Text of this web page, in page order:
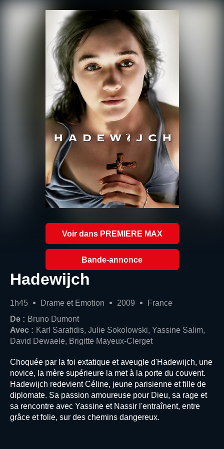
Voir dans PREMIERE MAX
Bande-annonce
Hadewijch
1h45 Drame et Emotion 2009
France
De : Bruno Dumont
Avec : Karl Sarafidis, Julie Sokolowski, Yassine Salim,
David Dewaele, Brigitte Mayeux-Clerget
Choquée par la foi extatique et aveugle d'Hadewijch, une
novice, la mère supérieure la met à la porte du couvent.
Hadewijch redevient Céline, jeune parisienne et fille de
diplomate. Sa passion amoureuse pour Dieu, sa rage et
sa rencontre avec Yassine et Nassir l'entraînent, entre
grâce et folie, sur des chemins dangereux.